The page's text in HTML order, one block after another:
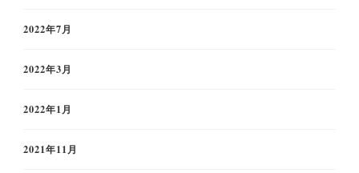
2022年7月
2022年3月
2022年1月
2021年11月